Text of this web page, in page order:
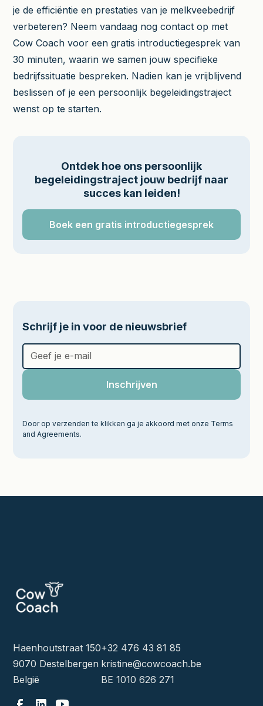
je de efficiëntie en prestaties van je melkveebedrijf
verbeteren? Neem vandaag nog contact op met
Cow Coach voor een gratis introductiegesprek van
30 minuten, waarin we samen jouw specifieke
bedrijfssituatie bespreken. Nadien kan je vrijblijvend
beslissen of je een persoonlijk begeleidingstraject
wenst op te starten.
Ontdek hoe ons persoonlijk
begeleidingstraject jouw bedrijf naar
succes kan leiden!
Boek een gratis introductiegesprek
Schrijf je in voor de nieuwsbrief
Door op verzenden te klikken ga je akkoord met onze Terms
and Agreements.
Haenhoutstraat 150
9070 Destelbergen
België
+32 476 43 81 85
kristine@cowcoach.be
BE 1010 626 271